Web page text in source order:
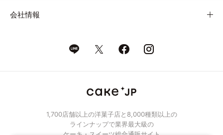
会社情報
1,700店舗以上の洋菓子店と8,000種類以上の
ラインナップで業界最大級の